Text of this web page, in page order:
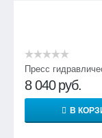
Пресс
8 040 руб.
В